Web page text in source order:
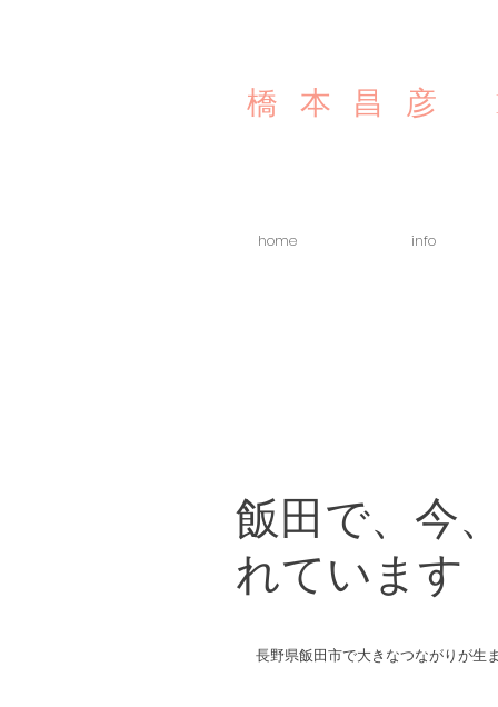
橋本昌彦
home info
飯田で、今
れています
長野県飯田市で大きなつながりが生